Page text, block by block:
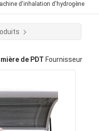
d'inhalation d'hydrogène
de PDT Fournisseur